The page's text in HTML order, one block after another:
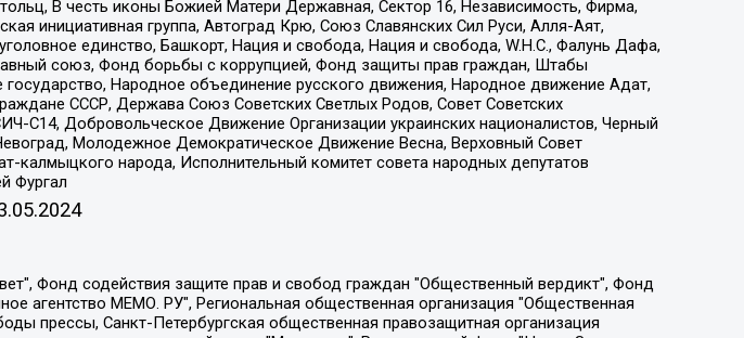
В честь иконы Божией Матери Державная, Сектор 16, Независимость, Фирма,
инициативная группа, Автоград Крю, Союз Славянских Сил Руси, Алля-Аят,
единство, Башкорт, Нация и свобода, Нация и свобода, W.H.С., Фалунь Дафа,
союз, Фонд борьбы с коррупцией, Фонд защиты прав граждан, Штабы
Народное объединение русского движения, Народное движение Адат,
СССР, Держава Союз Советских Светлых Родов, Совет Советских
С14, Добровольческое Движение Организации украинских националистов, Черный
Молодежное Демократическое Движение Весна, Верховный Совет
калмыцкого народа, Исполнительный комитет совета народных депутатов
Фургал
Инфо", Егоров Владимир Владимирович, Жилинский Владимир Александрович, Общество с ограниченной ответственностью "ЗП", Иванова София Юрьевна, Карезина Инна Павловна, Кильтау Екатерина Викторовна, Петров Алексей Викторович, Пискунов Сергей Евгеньевич, Смирнов Сергей Сергеевич, Тихонов Михаил Сергеевич, Общество с ограниченной ответственностью "ЖУРНАЛИСТ-ИНОСТРАННЫЙ АГЕНТ", Арапова Галина Юрьевна, Вольтская Татьяна Анатольевна, Американская компания "Mason G.E.S. Anonymous Foundation" (США), являющаяся владельцем интернет-издания https://mnews.world/, Компания "Stichting Bellingcat", зарегистрированная в Нидерландах (дата регистрации 11.07.2018), Захаров Андрей Вячеславович, Клепиковская Екатерина Дмитриевна, Общество с ограниченной ответственностью "МЕМО", Перл Роман Александрович, Симонов Евгений Алексеевич, Соловьева Елена Анатольевна, Сотников Даниил Владимирович, Сурначева Елизавета Дмитриевна, Автономная некоммерческая организация по защите прав человека и информированию населения "Якутия – Наше Мнение", Общество с ограниченной ответственностью "Москоу диджитал медиа", с 26.01.2023 Общество с ограниченной ответственностью "Чайка Белые сады", Ветошкина Валерия Валерьевна, Заговора Максим Александрович, Межрегиональное общественное движение "Российская ЛГБТ - сеть", Оленичев Максим Владимирович, Павлов Иван Юрьевич, Скворцова Елена Сергеевна, Общество с ограниченной ответственностью "Как бы инагент", Кочетков Игорь Викторович, Общество с ограниченной ответственностью "Честные выборы", Еланчик Олег Александрович, Общество с ограниченной ответственностью "Нобелевский призыв", Гималова Регина Эмилевна, Григорьев Андрей Валерьевич, Григорьева Алина Александровна, Ассоциация по содействию защите прав призывников, альтернативнослужащих и военнослужащих "Правозащитная группа "Гражданин.Армия.Право", Хисамова Регина Фаритовна, Автономная некоммерческая организация по реализации социально-правовых программ "Лилит", Дальневосточное общественное движение "Маяк", Санкт-Петербургская ЛГБТ-инициативная группа "Выход", Инициативная группа ЛГБТ+ "Реверс", Алексеев Андрей Викторович, Бекбулатова Таисия Львовна, Беляев Иван Михайлович, Владыкина Елена Сергеевна, Гельман Марат Александрович, Никульшина Вероника Юрьевна, Толоконникова Надежда Андреевна, Шендерович Виктор Анатольевич, Общество с ограниченной ответственностью "Данное сообщение", Общество с ограниченной ответственностью Издательский дом "Новая глава", Айнбиндер Александра Александровна, Московский комьюнити-центр для ЛГБТ+инициатив, Благотворительный фонд развития филантропии, Deutsche Welle (Германия, Kurt-Schumacher-Strasse 3, 53113 Bonn), Борзунова Мария Михайловна, Воробьев Виктор Викторович, Голубева Анна Львовна, Константинова Алла Михайловна, Малкова Ирина Владимировна, Мурадов Мурад Абдулгалимович, Осетинская Елизавета Николаевна, Понасенков Евгений Николаевич, Ганапольский Матвей Юрьевич, Киселев Евгений Алексеевич, Борухович Ирина Григорьевна, Дремин Иван Тимофеевич, Дубровский Дмитрий Викторович, Красноярская региональная общественная организация поддержки и развития альтернативных образовательных технологий и межкультурных коммуникаций "ИНТЕРРА", Маяковская Екатерина Алексеевна, Фейгин Марк Захарович, Филимонов Андрей Викторович, Дзугкоева Регина Николаевна, Доброхотов Роман Александрович, Дудь Юрий Александрович, Елкин Сергей Владимирович, Кругликов Кирилл Игоревич, Сабунаева Мария Леонидовна, Семенов Алексей Владимирович, Шаинян Карен Багратович, Шульман Екатерина Михайловна, Асафьев Артур Валерьевич, Вахштайн Виктор Семенович, Венедиктов Алексей Алексеевич, Лушникова Екатерина Евгеньевна, Волков Леонид Михайлович, Невзоров Александр Глебович, Пархоменко Сергей Борисович, Сироткин Ярослав Николаевич, Кара-Мурза Владимир Владимирович, Баранова Наталья Владимировна, Гозман Леонид Яковлевич, Кагарлицкий Борис Юльевич, Климарев Михаил Валерьевич, Милов Владимир Станиславович, Автономная некоммерческая организация Краснодарский центр современного искусства "Типография", Моргенштерн Алишер Тагирович, Соболь Любовь Эдуардовна, Общество с ограниченной ответственностью "ЛИЗА НОРМ", Каспаров Гарри Кимович, Ходорковский Михаил Борисович, Общество с ограниченной ответственностью "Апрельские тезисы", Данилович Ирина Брониславовна, Кашин Олег Владимирович, Петров Николай Владимирович, Пивоваров Алексей Владимирович, Соколов Михаил Владимирович, Цветкова Юлия Владимировна, Чичваркин Евгений Александрович, Комитет против пыток/Команда против пыток, Общество с ограниченной ответственностью "Первый научный", Общество с ограниченной ответственностью "Вертолет и ко", Белоцерковская Вероника Борисовна, Кац Максим Евгеньевич, Лазарева Татьяна Юрьевна, Шаведдинов Руслан Табризович, Яшин Илья Валерьевич, Общество с ограниченной ответственностью "Иноагент ААВ", Алешковский Дмитрий Петрович, Альбац Евгения Марковна, Быков Дмитрий Львович, Галямина Юлия Евгеньевна, Лойко Сергей Леонидович, Мартынов Кирилл Константинович, Медведев Сергей Александрович, Крашенинников Федор Геннадиевич, Гордеева Катерина Вл